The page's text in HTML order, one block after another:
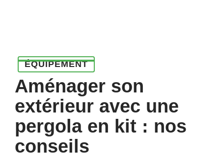
ÉQUIPEMENT
Aménager son
extérieur avec une
pergola en kit : nos
conseils